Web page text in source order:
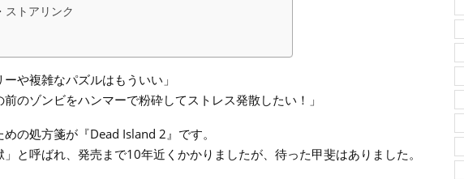
ストアリンク
ーや複雑なパズルはもういい」
前のゾンビをハンマーで粉砕してストレス発散したい！」
の処方箋が『Dead Island 2』です。
と呼ばれ、発売まで10年近くかかりましたが、待った甲斐はありました。
: